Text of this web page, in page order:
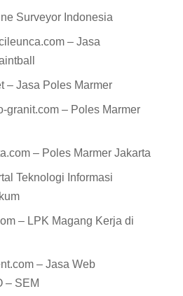
Surveyor Indonesia
– Jasa
– Jasa Poles Marmer
granit.com – Poles Marmer
– Poles Marmer Jakarta
Teknologi Informasi
– LPK Magang Kerja di
– Jasa Web
– SEM